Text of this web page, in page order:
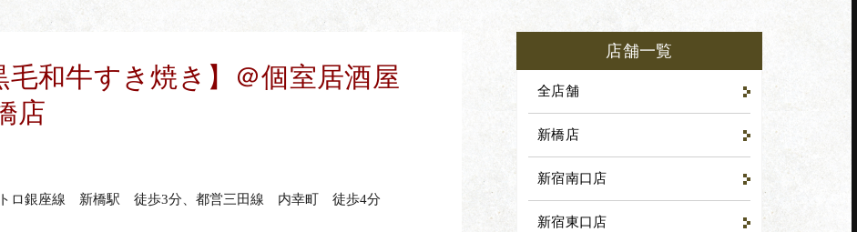
毛和牛すき焼き】＠個室居酒屋
店
トロ銀座線 新橋駅 徒歩3分、都営三田線 内幸町 徒歩4分
店舗一覧
全店舗
新橋店
新宿南口店
新宿東口店